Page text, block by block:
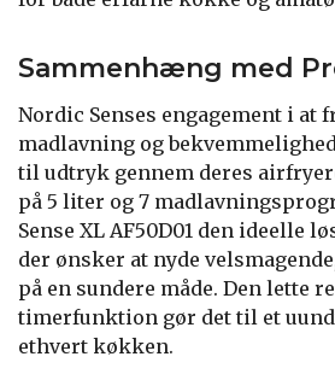
Sammenhæng med
Nordic Senses engagement i at
madlavning og
til udtryk gennem deres
på 5 liter og 7
Sense XL AF50D01 den ideelle
der ønsker at nyde
på en sundere måde. Den lette
timerfunktion gør det til et
ethvert køkken.